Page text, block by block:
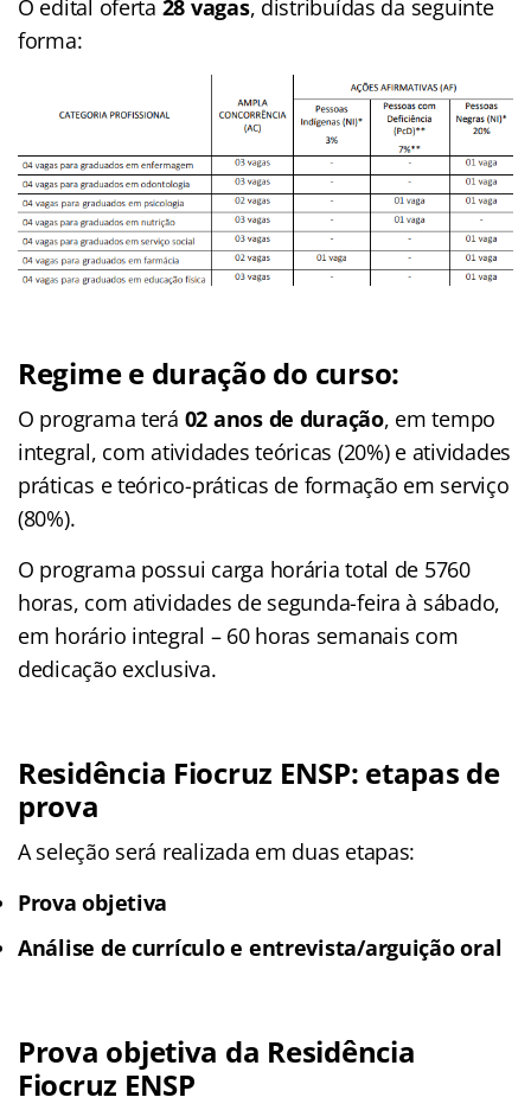
O edital oferta 28 vagas, distribuídas da seguinte
forma:
Regime e duração do curso:
O programa terá 02 anos de duração, em tempo
integral, com atividades teóricas (20%) e atividades
práticas e teórico-práticas de formação em serviço
(80%).
O programa possui carga horária total de 5760
horas, com atividades de segunda-feira à sábado,
em horário integral – 60 horas semanais com
dedicação exclusiva.
Residência Fiocruz ENSP: etapas de
prova
A seleção será realizada em duas etapas:
Prova objetiva
Análise de currículo e entrevista/arguição oral
Prova objetiva da Residência
Fiocruz ENSP